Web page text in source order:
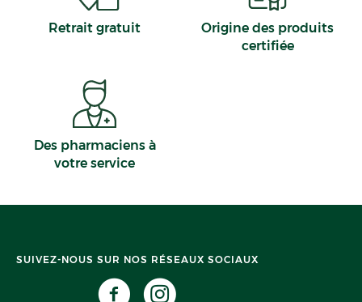
Retrait gratuit
Origine des produits
certifiée
Des pharmaciens à
votre service
SUIVEZ-NOUS SUR NOS RÉSEAUX SOCIAUX